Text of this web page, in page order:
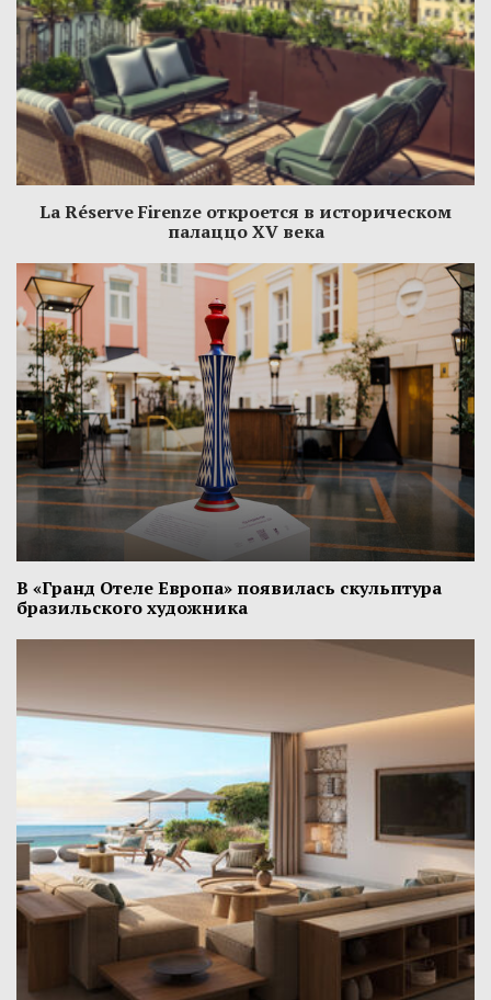
La Réserve Firenze откроется в историческом
палаццо XV века
В «Гранд Отеле Европа» появилась скульптура
бразильского художника